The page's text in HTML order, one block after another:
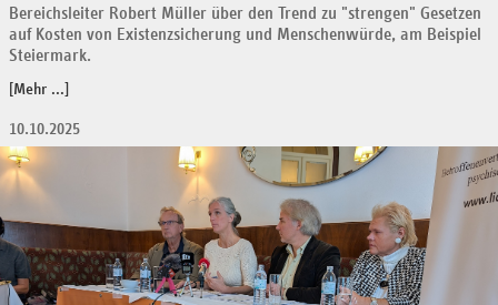
Bereichsleiter Robert Müller über den Trend zu "strengen" Gesetzen
auf Kosten von Existenzsicherung und Menschenwürde, am Beispiel
Steiermark.
[Mehr ...]
10.10.2025